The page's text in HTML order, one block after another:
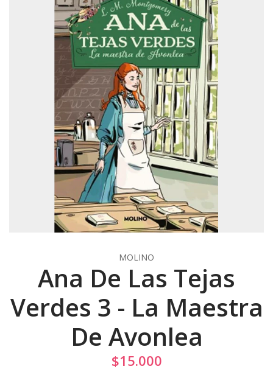
MOLINO
Ana De Las Tejas
Verdes 3 - La Maestra
De Avonlea
$15.000